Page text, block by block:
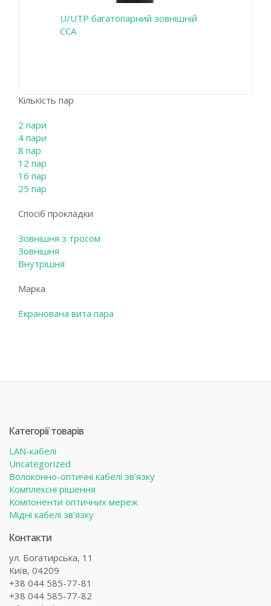
U/UTP багатопарний зовнішній
CCA
Кількість пар
2 пари
4 пари
8 пар
12 пар
16 пар
25 пар
Спосіб прокладки
Зовнішня з тросом
Зовнішня
Внутрішня
Марка
Екранована вита пара
Категорії товарів
LAN-кабелі
Uncategorized
Волоконно-оптичні кабелі зв'язку
Комплексні рішення
Компоненти оптичних мереж
Мідні кабелі зв'язку
Контакти
ул. Богатирська, 11
Київ, 04209
+38 044 585-77-81
+38 044 585-77-82